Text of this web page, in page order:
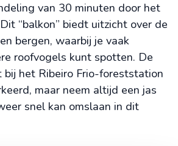
van 30 minuten door het
“balkon” biedt uitzicht over de
bergen, waarbij je vaak
roofvogels kunt spotten. De
het Ribeiro Frio-foreststation
maar neem altijd een jas
snel kan omslaan in dit